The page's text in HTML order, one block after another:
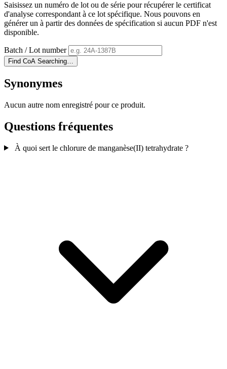
Saisissez un numéro de lot ou de série pour récupérer le certificat
d'analyse correspondant à ce lot spécifique. Nous pouvons en
générer un à partir des données de spécification si aucun PDF n'est
disponible.
Batch / Lot number
Find CoA Searching…
Synonymes
Aucun autre nom enregistré pour ce produit.
Questions fréquentes
À quoi sert le chlorure de manganèse(II) tetrahydrate ?